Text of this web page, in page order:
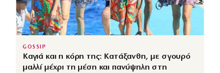
GOSSIP
Καγιά και η κόρη της: Κατάξανθη, με σγουρό
μαλλί μέχρι τη μέση και πανύψηλη στη